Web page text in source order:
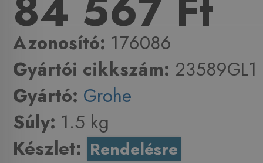
Azonosító: 176086
Gyártói cikkszám: 23589GL1
Gyártó: Grohe
Súly: 1.5 kg
Készlet: Rendelésre